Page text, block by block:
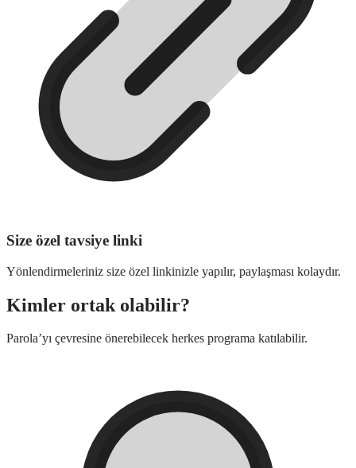
Size özel tavsiye linki
Yönlendirmeleriniz size özel linkinizle yapılır, paylaşması kolaydır.
Kimler ortak olabilir?
Parola’yı çevresine önerebilecek herkes programa katılabilir.